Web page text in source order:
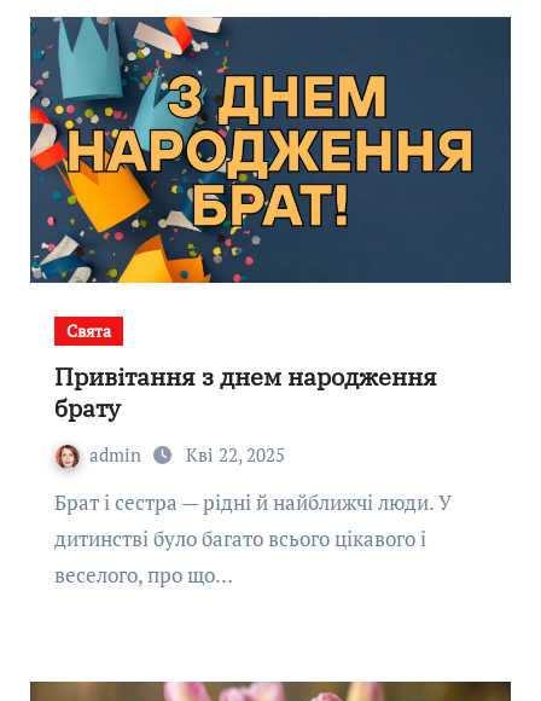
Свята
Привітання з днем народження
брату
admin Кві 22, 2025
Брат і сестра — рідні й найближчі люди. У
дитинстві було багато всього цікавого і
веселого, про що…